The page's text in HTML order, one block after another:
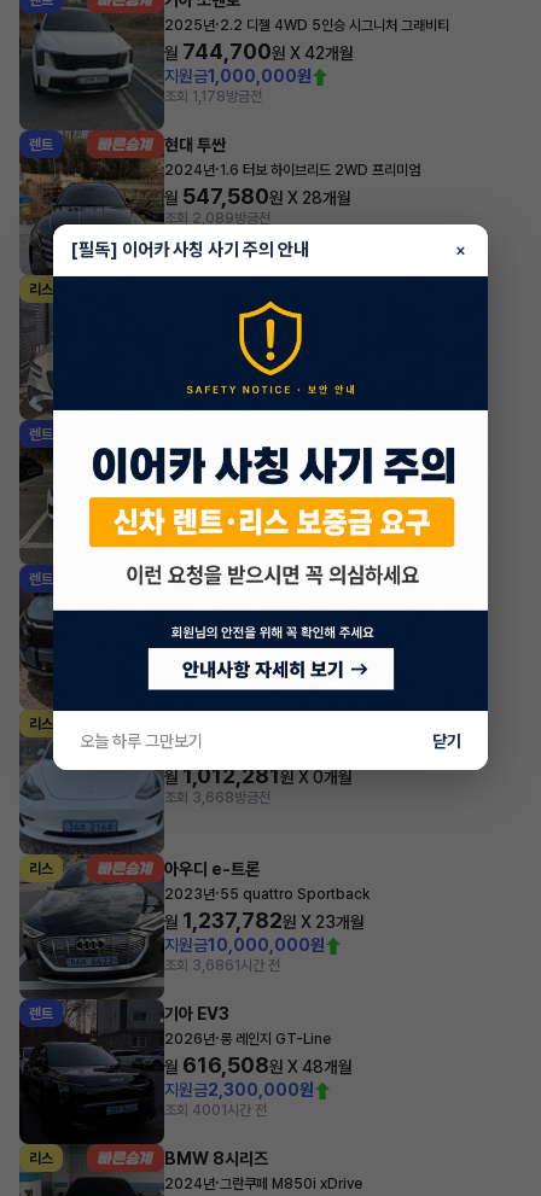
2025년·2.2 디젤 4WD 5인승 시그니처 그래비티
월 744,700원 X42개월
지원금1,000,000원
조회 1,178방금전
렌트 현대 투싼
2024년·1.6 터보 하이브리드 2WD 프리미엄
월 547,580원 X 28개월
조회 2,089방금전
리스
가솔린 2.5 터보 2WD 스포츠
1,112,190 원 X
15,000,000원
조회 1,164방금전
렌트
2026년 1.6 가솔린 터보 2WD 시그니처
월 532,180원 X 47개월
지원금1,000,000원
조회 1,367 방금전
렌트 기아 스포티지
월726,440원 X47개월
조회 664방금전
리스
2022년
월 1,012,281원 X0개월
조회 3,668방금전
리스 아우디 e-트론
2023년·55 quattro Sportback
월 1,237,782원 X 23개월
지원금10,000,000원
조회 3,6861시간 전
렌트 기아 EV3
2026년·롱 레인지 GT-Line
월 616,508원 X48개월
지원금2,300,000원
조회 4001시간 전
리스 BMW 8시리즈
2024년·그란쿠페 M850i xDrive
[필독] 이어카 사칭 사기 주의 안내 ×
오늘 하루 그만보기 닫기